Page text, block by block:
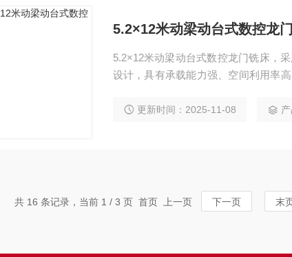
5.2×12米动梁动台式数控龙
5.2×12米动梁动台式数控龙门铣床，
设计，具有承载能力强、空间利用率
镗、扩、铰、锪、攻丝及三轴联动曲
更新时间：2025-11-08
共 16 条记录，当前 1 / 3 页 首页 上一页 下一页 末